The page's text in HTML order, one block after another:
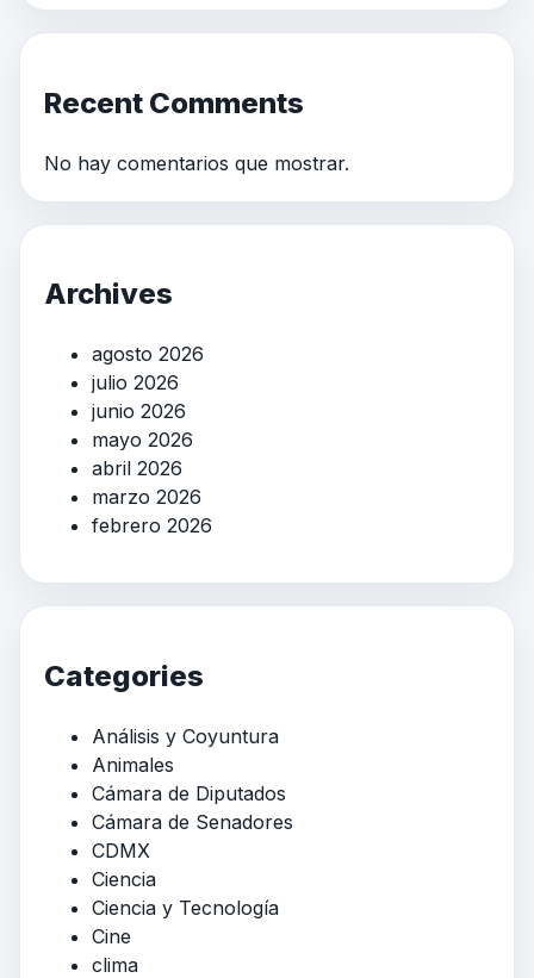
Recent Comments
No hay comentarios que mostrar.
Archives
agosto 2026
julio 2026
junio 2026
mayo 2026
abril 2026
marzo 2026
febrero 2026
Categories
Análisis y Coyuntura
Animales
Cámara de Diputados
Cámara de Senadores
CDMX
Ciencia
Ciencia y Tecnología
Cine
clima